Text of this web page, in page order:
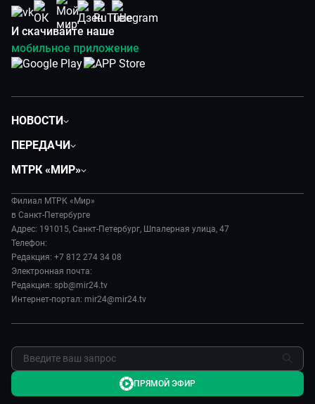
И скачивайте наше
мобильное приложение
НОВОСТИ
Происшествия
Экономика
Культура
ПЕРЕДАЧИ
Игра в кино
Исторический детектив
Миллион за 5 минут
МИР. Мнение
Мировое соглашение
Пять причин поехать в...
МТРК «МИР»
История
Руководство
Новости компании
Пресса о нас
Карьера
Реклама
Обратная связь
Филиал МТРК «Мир»
в Санкт-Петербурге
Адрес: 191015, Санкт-Петербург, Шпалерная улица, 47
Телефон:
Редакция: +7 812 274 34 08
Электронная почта:
Редакция: spb@mir24.tv
Интернет-портал: mir24@mir24.tv
ПРЯМОЙ ЭФИР